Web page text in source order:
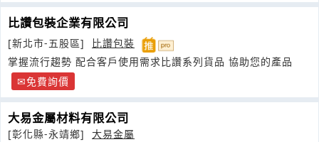
比讚包裝企業有限公司
[新北市-五股區]
比讚包裝
掌握流行趨勢 配合客戶使用需求比讚系列貨品 協助您的產品
免費詢價
大易金屬材料有限公司
[彰化縣-永靖鄉]
大易金屬